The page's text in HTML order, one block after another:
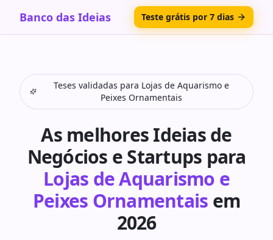
Banco das Ideias Teste grátis por 7 dias
Teses validadas para Lojas de Aquarismo e
Peixes Ornamentais
As melhores Ideias de
Negócios e Startups para
Lojas de Aquarismo e
Peixes Ornamentais em
2026